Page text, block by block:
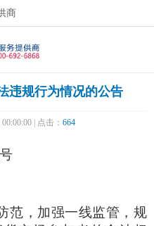
商
违规行为情况的公告
| 点击： 664
号
范，加强一线监管，规